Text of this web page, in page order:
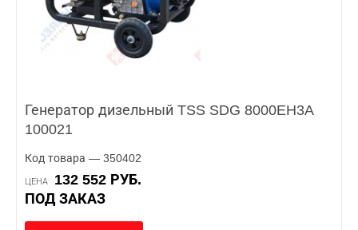
Генератор дизельный TSS SDG 8000EH3A
100021
Код товара — 350402
ЦЕНА
132 552 РУБ.
ПОД ЗАКАЗ